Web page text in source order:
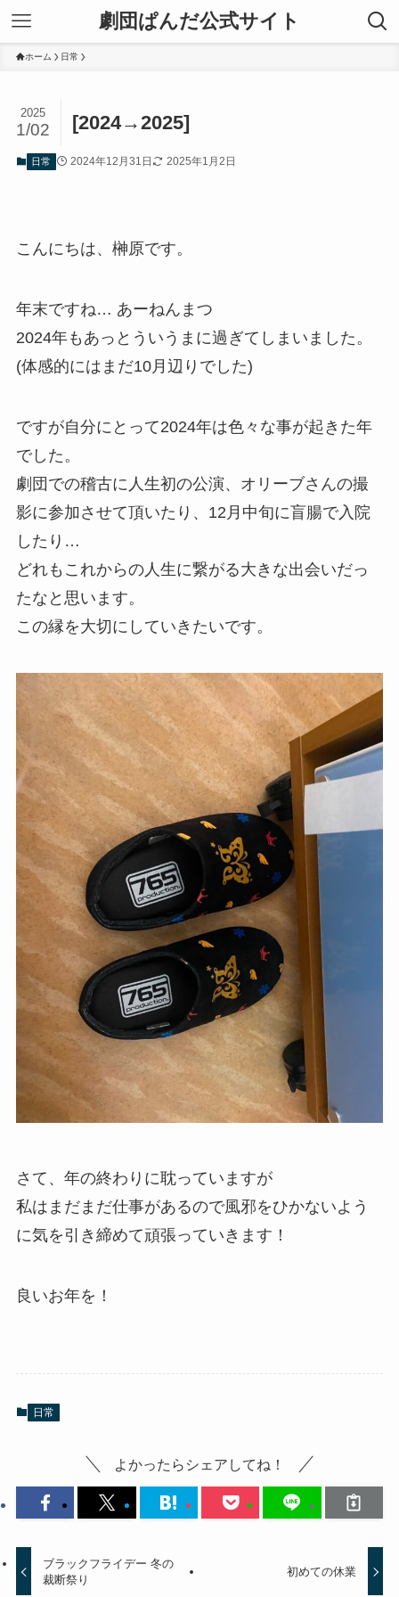
劇団ぱんだ公式サイト
ホーム 日常
[2024→2025]
2025
1/02
日常 2024年12月31日 2025年1月2日
こんにちは、榊原です。
年末ですね… あーねんまつ
2024年もあっとういうまに過ぎてしまいました。
(体感的にはまだ10月辺りでした)
ですが自分にとって2024年は色々な事が起きた年
でした。
劇団での稽古に人生初の公演、オリーブさんの撮
影に参加させて頂いたり、12月中旬に盲腸で入院
したり…
どれもこれからの人生に繋がる大きな出会いだっ
たなと思います。
この縁を大切にしていきたいです。
さて、年の終わりに耽っていますが
私はまだまだ仕事があるので風邪をひかないよう
に気を引き締めて頑張っていきます！
良いお年を！
日常
よかったらシェアしてね！
ブラックフライデー 冬の
裁断祭り
初めての休業